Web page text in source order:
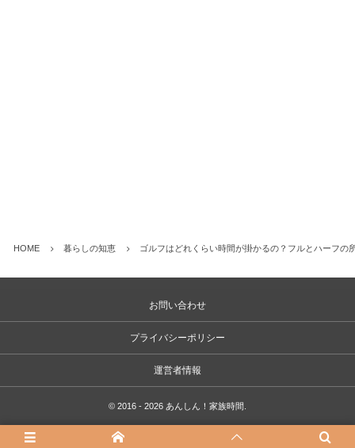
HOME 暮らしの知恵 ゴルフはどれくらい時間が掛かるの？フルとハーフの
お問い合わせ
プライバシーポリシー
運営者情報
© 2016 - 2026 あんしん！家族時間